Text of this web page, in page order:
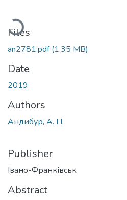
Loading...
Files
an2781.pdf(1.35 MB)
Date
2019
Authors
Андибур, А. П.
Publisher
Івано-Франківськ
Abstract